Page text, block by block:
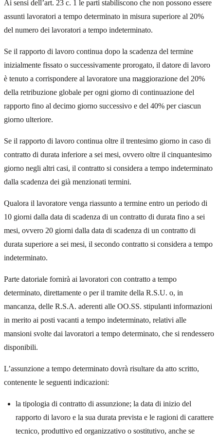
Ai sensi dell’art. 23 c. 1 le parti stabiliscono che non possono essere
assunti lavoratori a tempo determinato in misura superiore al 20%
del numero dei lavoratori a tempo indeterminato.
Se il rapporto di lavoro continua dopo la scadenza del termine
inizialmente fissato o successivamente prorogato, il datore di lavoro
è tenuto a corrispondere al lavoratore una maggiorazione del 20%
della retribuzione globale per ogni giorno di continuazione del
rapporto fino al decimo giorno successivo e del 40% per ciascun
giorno ulteriore.
Se il rapporto di lavoro continua oltre il trentesimo giorno in caso di
contratto di durata inferiore a sei mesi, ovvero oltre il cinquantesimo
giorno negli altri casi, il contratto si considera a tempo indeterminato
dalla scadenza dei già menzionati termini.
Qualora il lavoratore venga riassunto a termine entro un periodo di
10 giorni dalla data di scadenza di un contratto di durata fino a sei
mesi, ovvero 20 giorni dalla data di scadenza di un contratto di
durata superiore a sei mesi, il secondo contratto si considera a tempo
indeterminato.
Parte datoriale fornirà ai lavoratori con contratto a tempo
determinato, direttamente o per il tramite della R.S.U. o, in
mancanza, delle R.S.A. aderenti alle OO.SS. stipulanti informazioni
in merito ai posti vacanti a tempo indeterminato, relativi alle
mansioni svolte dai lavoratori a tempo determinato, che si rendessero
disponibili.
L’assunzione a tempo determinato dovrà risultare da atto scritto,
contenente le seguenti indicazioni:
la tipologia di contratto di assunzione; la data di inizio del
rapporto di lavoro e la sua durata prevista e le ragioni di carattere
tecnico, produttivo ed organizzativo o sostitutivo, anche se